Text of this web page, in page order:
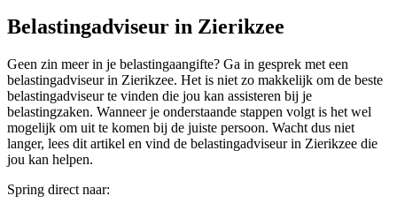
Belastingadviseur in Zierikzee
Geen zin meer in je belastingaangifte? Ga in gesprek met een
belastingadviseur in Zierikzee. Het is niet zo makkelijk om de beste
belastingadviseur te vinden die jou kan assisteren bij je
belastingzaken. Wanneer je onderstaande stappen volgt is het wel
mogelijk om uit te komen bij de juiste persoon. Wacht dus niet
langer, lees dit artikel en vind de belastingadviseur in Zierikzee die
jou kan helpen.
Spring direct naar: